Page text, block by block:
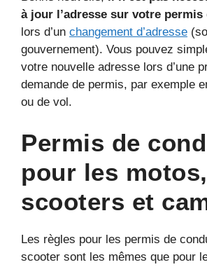
à jour l’adresse sur votre permis
lors d’un changement d’adresse
gouvernement). Vous pouvez
votre nouvelle adresse lors d’une
demande de permis, par exemple
ou de vol.
Permis de
pour les motos,
scooters et
Les règles pour les permis de
scooter sont les mêmes que pour